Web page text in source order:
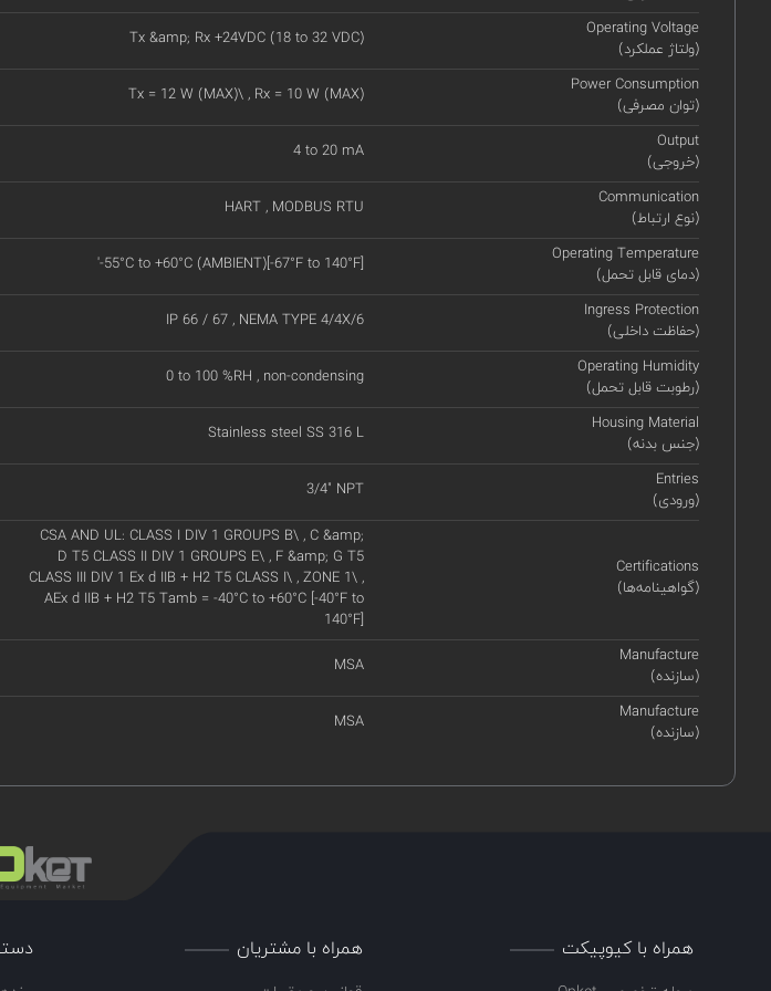
Operating Voltage
(ولتاژ عملکرد)
Tx &amp; Rx +24VDC (18 to 32 VDC)
Power Consumption
(توان مصرفی)
Tx = 12 W (MAX)\ , Rx = 10 W (MAX)
Output
(خروجی)
4 to 20 mA
Communication
(نوع ارتباط)
HART , MODBUS RTU
Operating Temperature
(دمای قابل تحمل)
'-55°C to +60°C (AMBIENT)[-67°F to 140°F]
Ingress Protection
(حفاظت داخلی)
IP 66 / 67 , NEMA TYPE 4/4X/6
Operating Humidity
(رطوبت قابل تحمل)
0 to 100 %RH , non-condensing
Housing Material
(جنس بدنه)
Stainless steel SS 316 L
Entries
(ورودی)
3/4" NPT
Certifications
(گواهینامه‌ها)
CSA AND UL: CLASS I DIV 1 GROUPS B\ , C &amp;
D T5 CLASS II DIV 1 GROUPS E\ , F &amp; G T5
CLASS III DIV 1 Ex d IIB + H2 T5 CLASS I\ , ZONE 1\ ,
AEx d IIB + H2 T5 Tamb = -40°C to +60°C [-40°F to
140°F]
Manufacture
(سازنده)
MSA
Manufacture
(سازنده)
MSA
همراه با کیوپیکت همراه با مشتریان